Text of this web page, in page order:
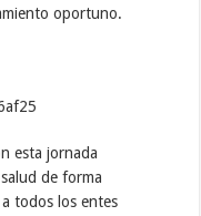
oportuno.
esta jornada
de forma
todos los entes